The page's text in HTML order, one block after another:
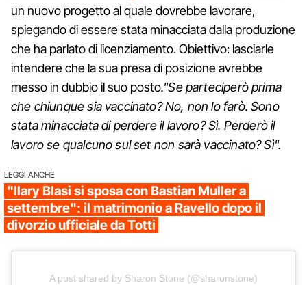
un nuovo progetto al quale dovrebbe lavorare,
spiegando di essere stata minacciata dalla produzione
che ha parlato di licenziamento. Obiettivo: lasciarle
intendere che la sua presa di posizione avrebbe
messo in dubbio il suo posto."Se parteciperò prima
che chiunque sia vaccinato? No, non lo farò. Sono
stata minacciata di perdere il lavoro? Sì. Perderò il
lavoro se qualcuno sul set non sarà vaccinato? Sì".
LEGGI ANCHE
"Ilary Blasi si sposa con Bastian Muller a
settembre": il matrimonio a Ravello dopo il
divorzio ufficiale da Totti
A post shared by Sharon Stone (@sharonstone)